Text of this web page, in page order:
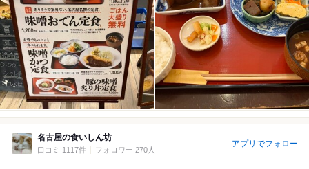
名古屋の食いしん坊
口コミ 1117件 フォロワー 270人
アプリでフォロー